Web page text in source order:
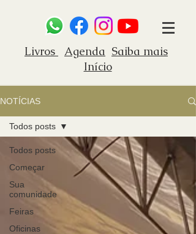
Livros Agenda Saiba mais
Início
NOTÍCIAS
Todos posts
Começar
Sua
comunidade
Feiras
Oficinas
Todos posts